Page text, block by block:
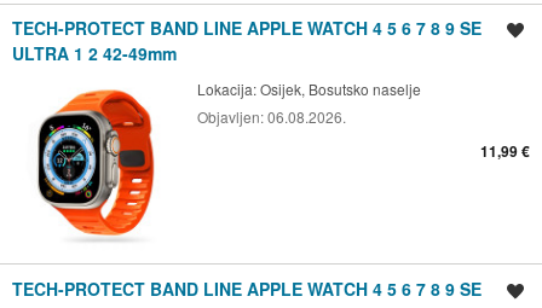
TECH-PROTECT BAND LINE APPLE WATCH 4 5 6 7 8 9 SE
ULTRA 1 2 42-49mm
Lokacija:Osijek, Bosutsko naselje
Objavljen:06.08.2026.
11,99 €
TECH-PROTECT BAND LINE APPLE WATCH 4 5 6 7 8 9 SE